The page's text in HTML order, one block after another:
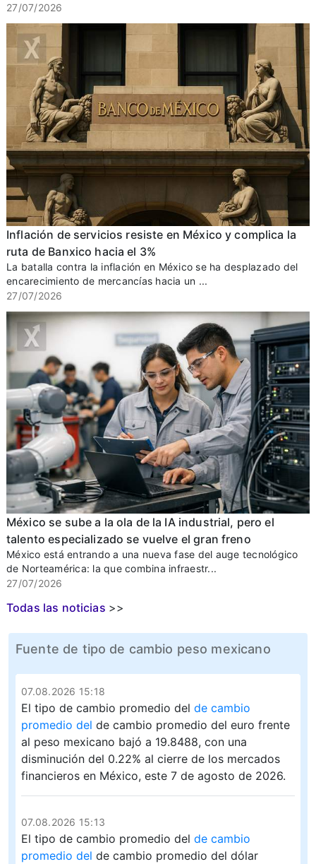
27/07/2026
Inflación de servicios resiste en México y complica la
ruta de Banxico hacia el 3%
La batalla contra la inflación en México se ha desplazado del
encarecimiento de mercancías hacia un ...
27/07/2026
México se sube a la ola de la IA industrial, pero el
talento especializado se vuelve el gran freno
México está entrando a una nueva fase del auge tecnológico
de Norteamérica: la que combina infraestr...
27/07/2026
Todas las noticias >>
Fuente de tipo de cambio peso mexicano
07.08.2026 15:18
El tipo de cambio promedio del de cambio
promedio del de cambio promedio del euro frente
al peso mexicano bajó a 19.8488, con una
disminución del 0.22% al cierre de los mercados
financieros en México, este 7 de agosto de 2026.
07.08.2026 15:13
El tipo de cambio promedio del de cambio
promedio del de cambio promedio del dólar